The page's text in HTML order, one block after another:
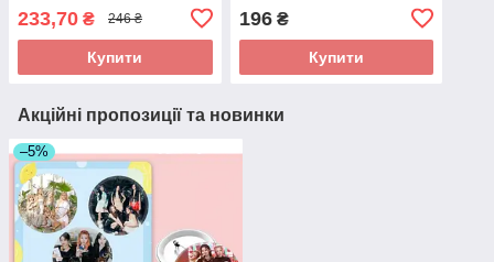
233,70 ₴ 246 ₴
Купити
196₴
Купити
Акційні пропозиції та новинки
–5%